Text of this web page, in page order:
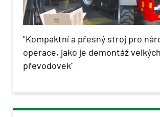
"Kompaktní a přesný stroj pro
operace, jako je demontáž
převodovek"